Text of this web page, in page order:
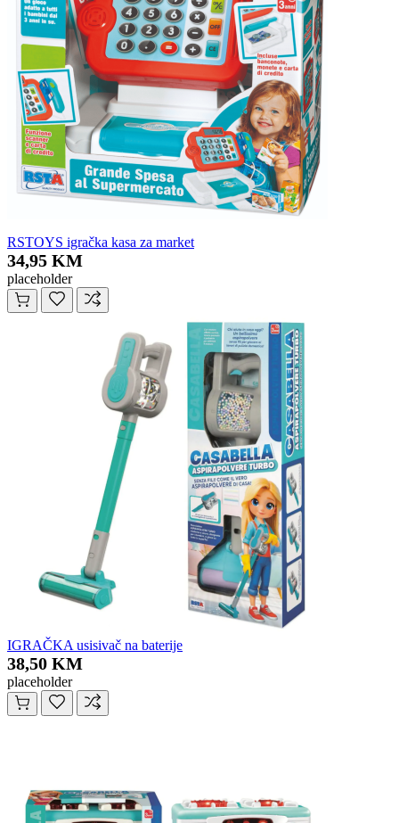
RSTOYS igračka kasa za market
34,95 KM
placeholder
IGRAČKA usisivač na baterije
38,50 KM
placeholder